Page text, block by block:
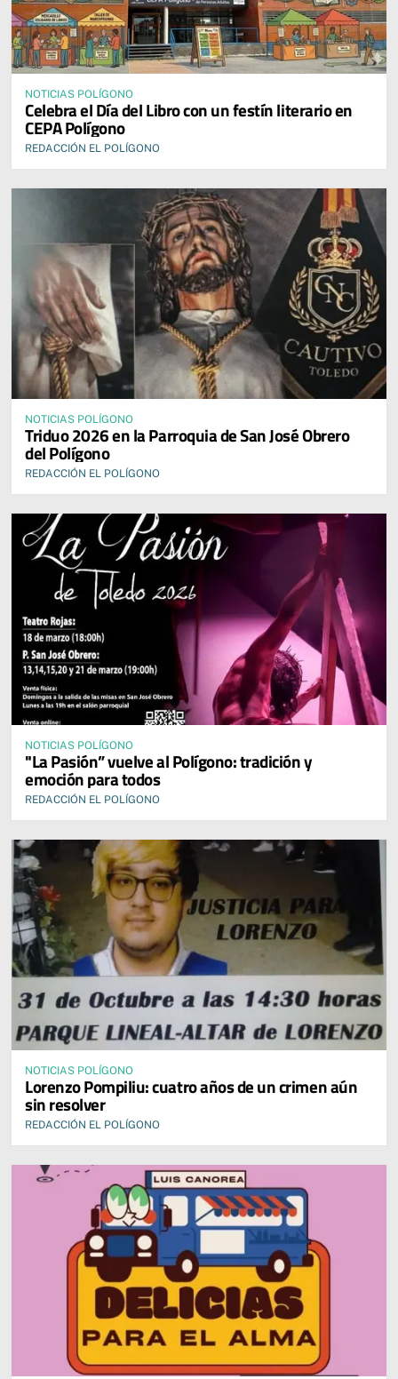
NOTICIAS POLÍGONO
Celebra el Día del Libro con un festín literario en
CEPA Polígono
REDACCIÓN EL POLÍGONO
NOTICIAS POLÍGONO
Triduo 2026 en la Parroquia de San José Obrero
del Polígono
REDACCIÓN EL POLÍGONO
NOTICIAS POLÍGONO
"La Pasión” vuelve al Polígono: tradición y
emoción para todos
REDACCIÓN EL POLÍGONO
NOTICIAS POLÍGONO
Lorenzo Pompiliu: cuatro años de un crimen aún
sin resolver
REDACCIÓN EL POLÍGONO